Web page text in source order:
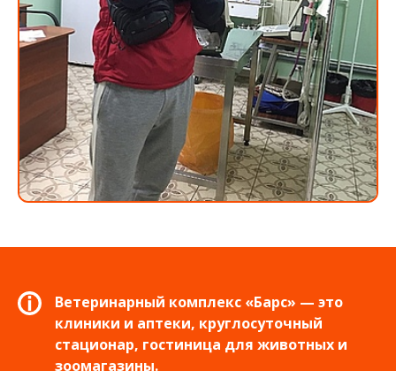
Ветеринарный комплекс «Барс» — это
клиники и аптеки, круглосуточный
стационар, гостиница для животных и
зоомагазины.